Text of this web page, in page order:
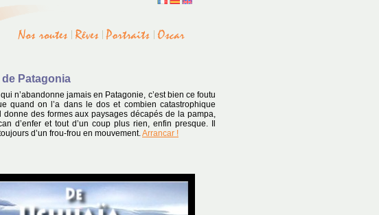
Patagonia
n’abandonne jamais en Patagonie, c’est bien ce foutu
quand on l’a dans le dos et combien catastrophique
donne des formes aux paysages décapés de la pampa,
d’enfer et tout d’un coup plus rien, enfin presque. Il
d’un frou-frou en mouvement.Arrancar !